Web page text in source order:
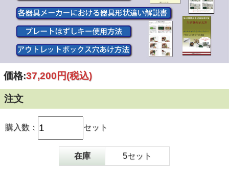
価格:37,200円(税込)
注文
購入数： セット
在庫 5セット